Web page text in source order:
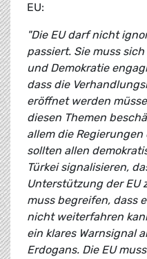
EU:
"Die EU darf nicht
passiert. Sie muss
und Demokratie
dass die
eröffnet werden
diesen Themen
allem die
sollten allen
Türkei signalisieren,
Unterstützung der EU
muss begreifen, dass
nicht weiterfahren
ein klares Warnsignal
Erdogans. Die EU